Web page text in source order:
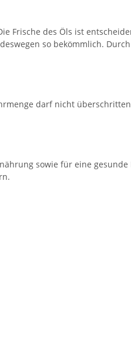
Frische des Öls ist
so bekömmlich.
darf nicht
sowie für eine